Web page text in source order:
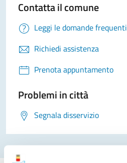
Contatta il comune
Leggi le domande frequenti
Richiedi assistenza
Prenota appuntamento
Problemi in città
Segnala disservizio